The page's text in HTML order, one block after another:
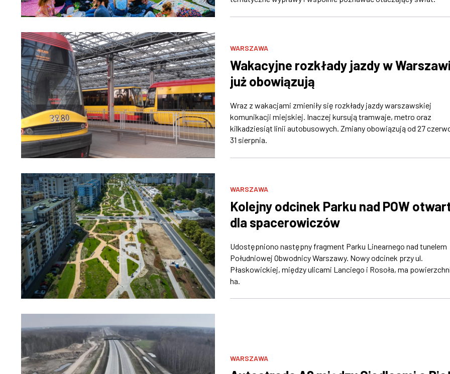
WARSZAWA
Wakacyjne rozkłady jazdy w
już obowiązują
Wraz z wakacjami zmieniły się rozkłady jazdy warszawskiej
komunikacji miejskiej. Inaczej kursują tramwaje, metro oraz
kilkadziesiąt linii autobusowych. Zmiany obowiązują od 27
31 sierpnia.
WARSZAWA
Kolejny odcinek Parku nad POW
dla spacerowiczów
Udostępniono następny fragment Parku Linearnego nad tunelem
Południowej Obwodnicy Warszawy. Nowy odcinek przy ul.
Płaskowickiej, między ulicami Lanciego i Rosoła, ma
ha.
WARSZAWA